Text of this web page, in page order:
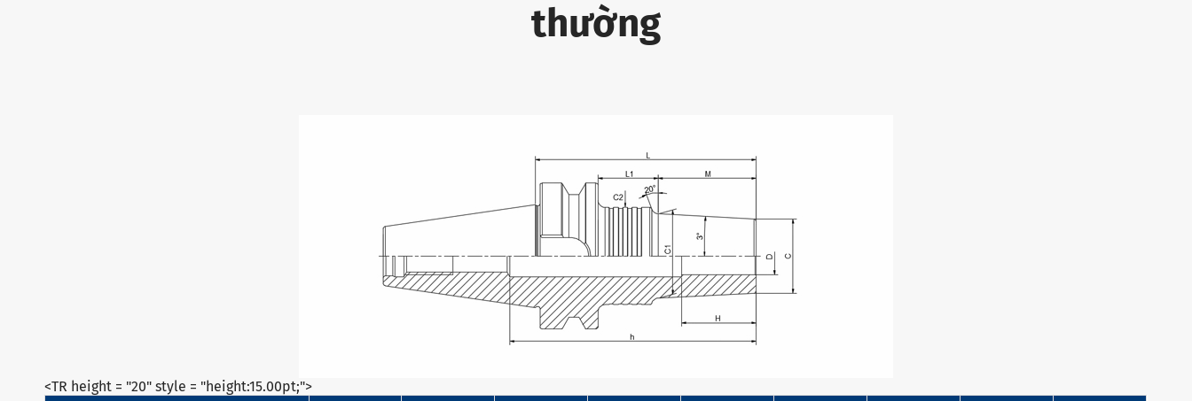
thường
<TR height = "20" style = "height:15.00pt;">